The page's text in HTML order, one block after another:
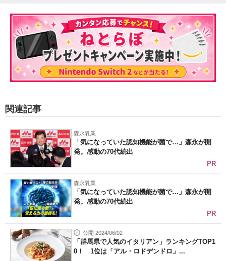
関連記事
森永乳業
「気になっていた認知機能が菌で…」森永が開
発。感動の70代続出
PR
森永乳業
「気になっていた認知機能が菌で…」森永が開
発。感動の70代続出
PR
公開 2024/06/02
「群馬県で人気のイタリアン」ランキングTOP1
0！ 1位は「アル・ロドデンドロ」...